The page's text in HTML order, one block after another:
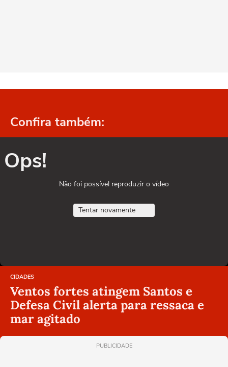
Confira também:
Ops!
Não foi possível reproduzir o vídeo
Tentar novamente
CIDADES
Ventos fortes atingem Santos e
Defesa Civil alerta para ressaca e
mar agitado
PUBLICIDADE